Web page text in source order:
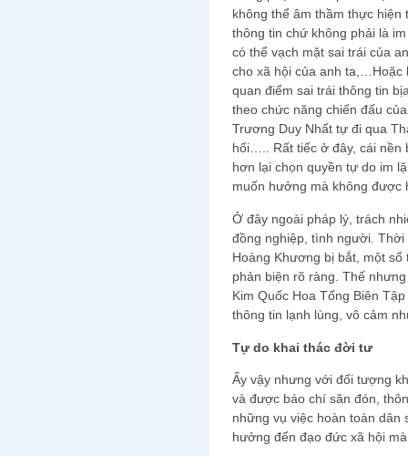
không thể âm thầm thực
thông tin chứ không phải là
có thể vạch mặt sai trái của
cho xã hội của anh ta,…Hoặc
quan điểm sai trái thông tin
theo chức năng chiến đấu
Trương Duy Nhất tự đi qua
hối….. Rất tiếc ở đây, cái nền
hơn lại chọn quyền tự do im
muốn hưởng mà không được
Ở đây ngoài pháp lý, trách
đồng nghiệp, tình người. Thời
Hoàng Khương bị bắt, một
phản biện rõ ràng. Thế
Kim Quốc Hoa Tổng Biên
thông tin lạnh lùng, vô cảm
Tự do khai thác đời tư
Ấy vậy nhưng với đối tượng
và được báo chí săn đón,
những vụ việc hoàn toàn
hưởng đến đạo đức xã hội